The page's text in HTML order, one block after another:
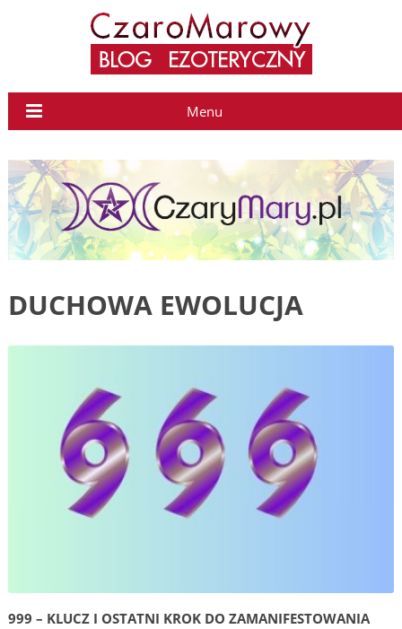
Menu
DUCHOWA EWOLUCJA
999 – KLUCZ I OSTATNI KROK DO ZAMANIFESTOWANIA